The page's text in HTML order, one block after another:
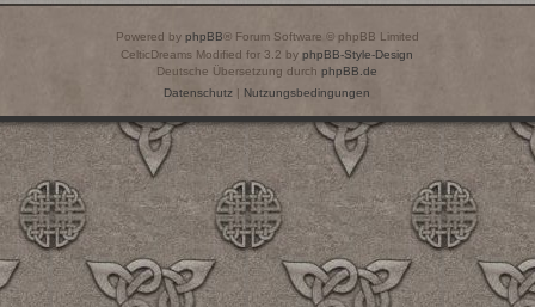
Powered by phpBB® Forum Software © phpBB Limited
CelticDreams Modified for 3.2 byphpBB-Style-Design
Deutsche Übersetzung durchphpBB.de
Datenschutz | Nutzungsbedingungen